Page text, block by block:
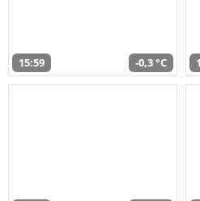
15:59 -0,3 °C